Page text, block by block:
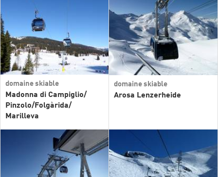
domaine skiable
Madonna di Campiglio/​
Pinzolo/​Folgàrida/​
Marilleva
domaine skiable
Arosa Lenzerheide